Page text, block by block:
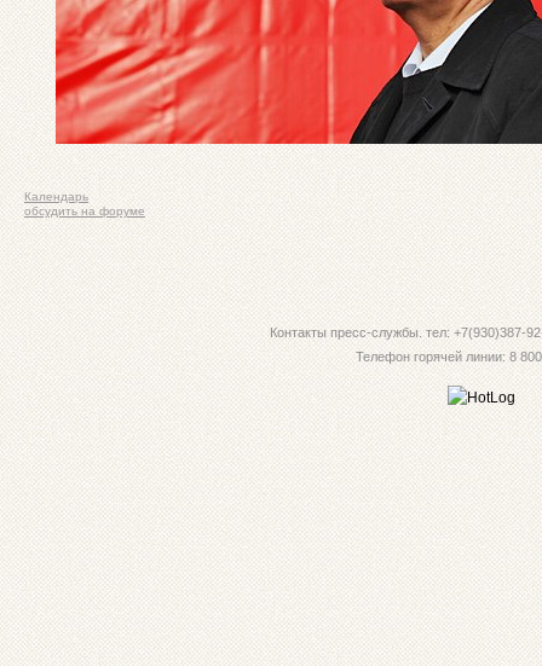
Календарь
обсудить на форуме
Контакты пресс-службы. тел: +7(930)387-
Телефон горячей линии: 8